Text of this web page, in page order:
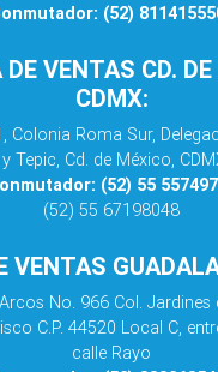
(52)
DE VENTAS CD.
CDMX:
Colonia Roma Sur,
Tepic, Cd. de México,
(52) 55
(52) 55 67198048
VENTAS
No. 966 Col. Jardines
C.P. 44520 Local C,
calle Rayo